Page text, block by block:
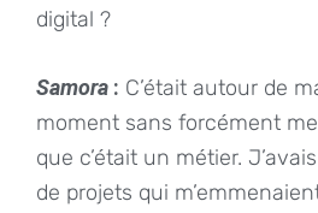
digital ?
Samora : C’était autour de
moment sans forcément
que c’était un métier.
de projets qui